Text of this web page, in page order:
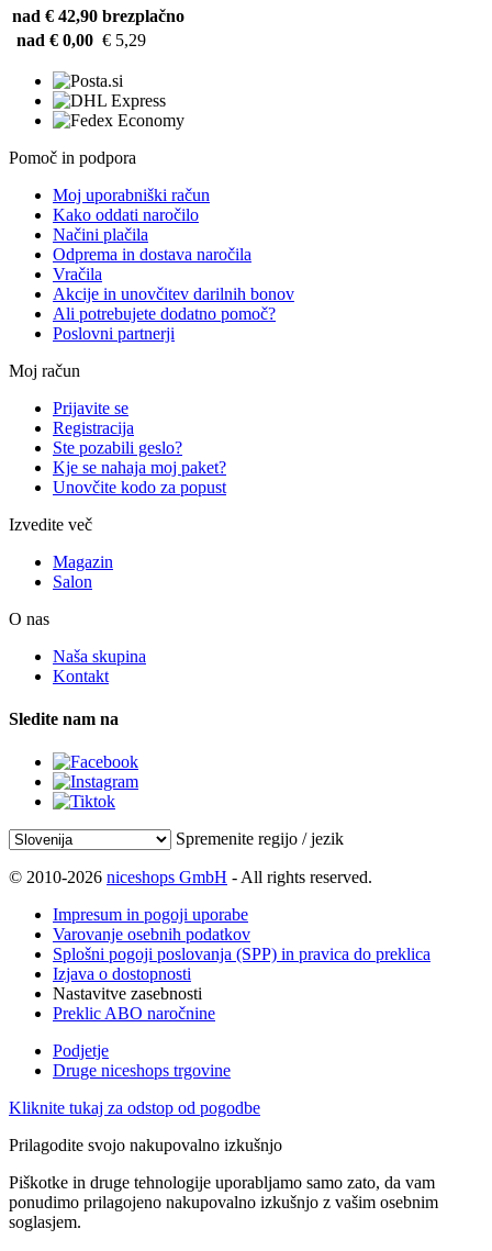
nad € 42,90 brezplačno
nad € 0,00 € 5,29
Pomoč in podpora
Moj uporabniški račun
Kako oddati naročilo
Načini plačila
Odprema in dostava naročila
Vračila
Akcije in unovčitev darilnih bonov
Ali potrebujete dodatno pomoč?
Poslovni partnerji
Moj račun
Prijavite se
Registracija
Ste pozabili geslo?
Kje se nahaja moj paket?
Unovčite kodo za popust
Izvedite več
Magazin
Salon
O nas
Naša skupina
Kontakt
Sledite nam na
Spremenite regijo / jezik
© 2010-2026 niceshops GmbH - All rights reserved.
Impresum in pogoji uporabe
Varovanje osebnih podatkov
Splošni pogoji poslovanja (SPP) in pravica do preklica
Izjava o dostopnosti
Nastavitve zasebnosti
Preklic ABO naročnine
Podjetje
Druge niceshops trgovine
Kliknite tukaj za odstop od pogodbe
Prilagodite svojo nakupovalno izkušnjo
Piškotke in druge tehnologije uporabljamo samo zato, da vam
ponudimo prilagojeno nakupovalno izkušnjo z vašim osebnim
soglasjem.